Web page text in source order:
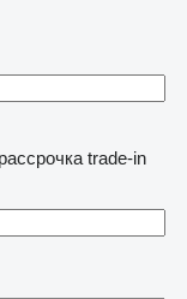
рассрочка trade-in